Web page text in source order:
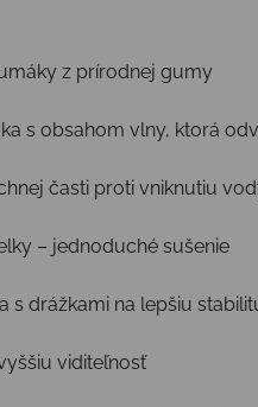
z prírodnej gumy
s obsahom vlny, ktorá
časti proti vniknutiu
– jednoduché sušenie
s drážkami na lepšiu
viditeľnosť